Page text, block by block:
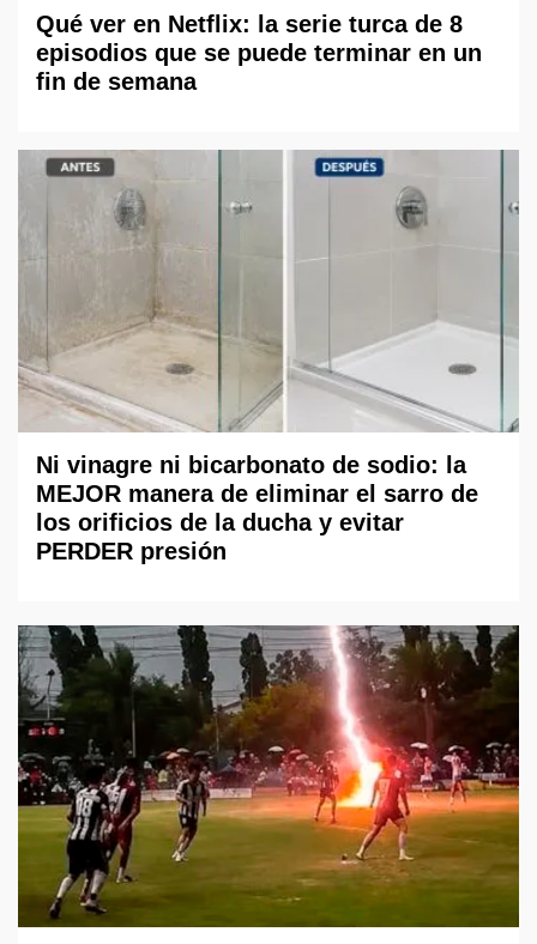
Qué ver en Netflix: la serie turca de 8
episodios que se puede terminar en un
fin de semana
Ni vinagre ni bicarbonato de sodio: la
MEJOR manera de eliminar el sarro de
los orificios de la ducha y evitar
PERDER presión